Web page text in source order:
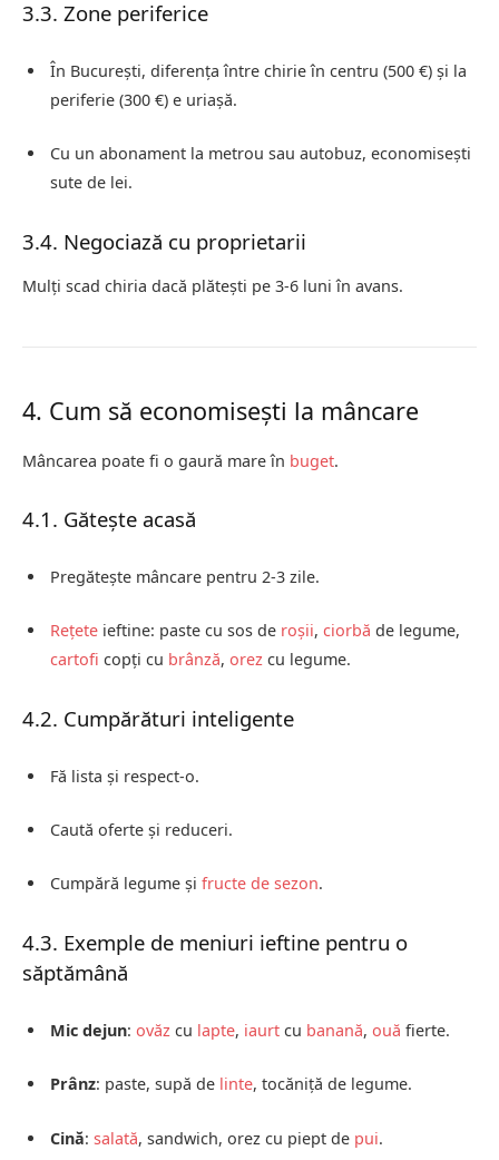
3.3. Zone periferice
În București, diferența între chirie în centru (500 €) și la
periferie (300 €) e uriașă.
Cu un abonament la metrou sau autobuz, economisești
sute de lei.
3.4. Negociază cu proprietarii
Mulți scad chiria dacă plătești pe 3-6 luni în avans.
4. Cum să economisești la mâncare
Mâncarea poate fi o gaură mare în buget.
4.1. Gătește acasă
Pregătește mâncare pentru 2-3 zile.
Rețete ieftine: paste cu sos de roșii, ciorbă de legume,
cartofi copți cu brânză, orez cu legume.
4.2. Cumpărături inteligente
Fă lista și respect-o.
Caută oferte și reduceri.
Cumpără legume și fructe de sezon.
4.3. Exemple de meniuri ieftine pentru o
săptămână
Mic dejun: ovăz cu lapte, iaurt cu banană, ouă fierte.
Prânz: paste, supă de linte, tocăniță de legume.
Cină: salată, sandwich, orez cu piept de pui.